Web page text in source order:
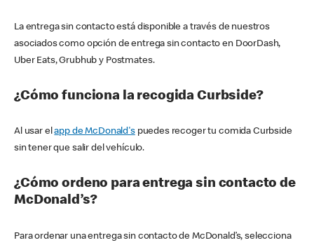
La entrega sin contacto está disponible a través de nuestros
asociados como opción de entrega sin contacto en DoorDash,
Uber Eats, Grubhub y Postmates.
¿Cómo funciona la recogida Curbside?
Al usar elapp de McDonald'spuedes recoger tu comida Curbside
sin tener que salir del vehículo.
¿Cómo ordeno para entrega sin contacto de
McDonald’s?
Para ordenar una entrega sin contacto de McDonald’s, selecciona